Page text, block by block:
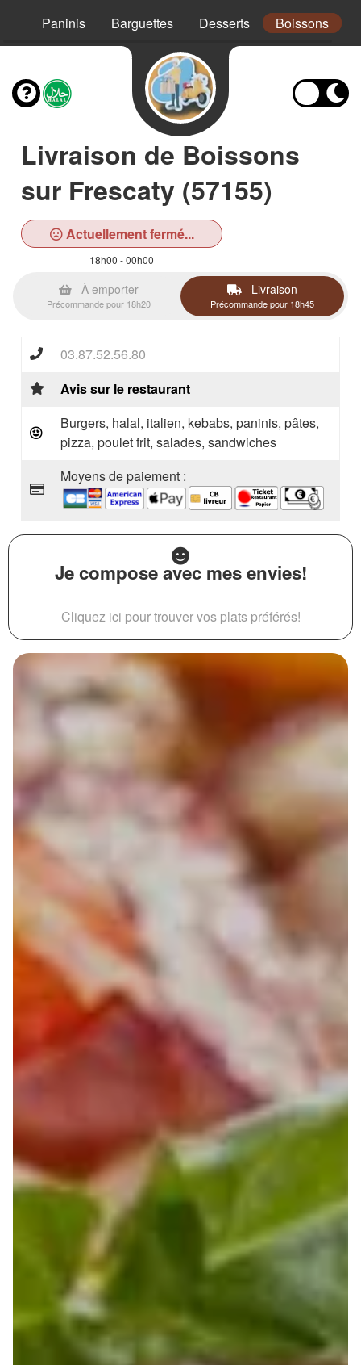
Paninis Barguettes Desserts Boissons
Livraison de Boissons
sur Frescaty (57155)
Actuellement fermé...
18h00 - 00h00
À emporter
Précommande pour 18h20
Livraison
Précommande pour 18h45
03.87.52.56.80
Avis sur le restaurant
Burgers, halal, italien, kebabs, paninis, pâtes,
pizza, poulet frit, salades, sandwiches
Moyens de paiement :
Je compose avec mes envies!
Cliquez ici pour trouver vos plats préférés!